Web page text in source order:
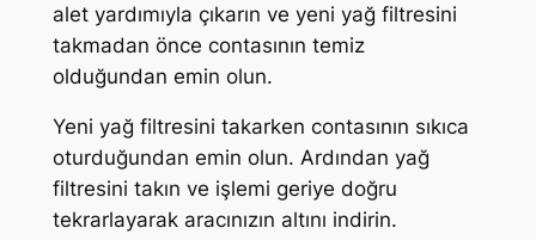
alet yardımıyla çıkarın ve yeni yağ filtresini
takmadan önce contasının temiz
olduğundan emin olun.
Yeni yağ filtresini takarken contasının sıkıca
oturduğundan emin olun. Ardından yağ
filtresini takın ve işlemi geriye doğru
tekrarlayarak aracınızın altını indirin.